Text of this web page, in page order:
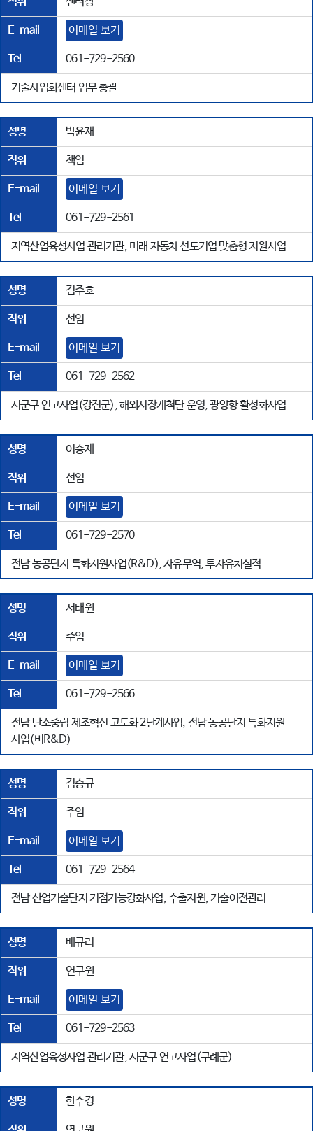
E-mail 이메일 보기
Tel 061-729-2560
기술사업화센터 업무 총괄
성명 박윤재
직위 책임
E-mail 이메일 보기
Tel 061-729-2561
지역산업육성사업 관리기관, 미래 자동차 선도기업 맞춤형 지원사업
성명 김주호
직위 선임
E-mail 이메일 보기
Tel 061-729-2562
시군구 연고사업(강진군), 해외시장개척단 운영, 광양항 활성화사업
성명 이승재
직위 선임
E-mail 이메일 보기
Tel 061-729-2570
전남 농공단지 특화지원사업(R&D), 자유무역, 투자유치실적
성명 서태원
직위 주임
E-mail 이메일 보기
Tel 061-729-2566
전남 탄소중립 제조혁신 고도화 2단계사업, 전남 농공단지 특화지원
사업(비R&D)
성명 김승규
직위 주임
E-mail 이메일 보기
Tel 061-729-2564
전남 산업기술단지 거점기능강화사업, 수출지원, 기술이전관리
성명 배규리
직위 연구원
E-mail 이메일 보기
Tel 061-729-2563
지역산업육성사업 관리기관, 시군구 연고사업(구례군)
성명 한수경